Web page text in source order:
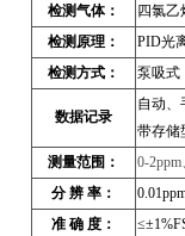
检测气体：
四氯乙
检测原理：
PID光
检测方式：
泵吸式
数据记录
自动、
带存储
测量范围：
0-
分 辨 率：
准 确 度：